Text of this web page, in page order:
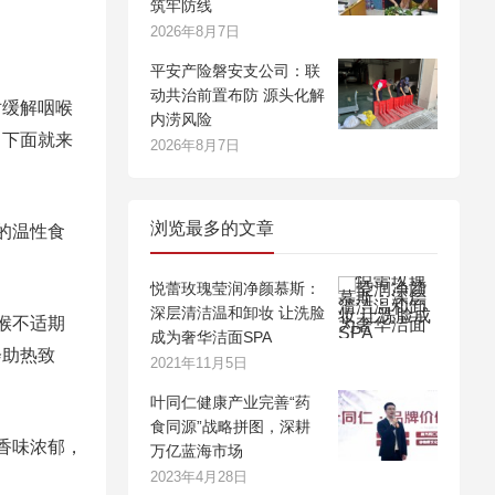
解咽喉
面就来
温性食
不适期
热致
味浓郁，
筑牢防线
2026年8月7日
平安产险磐安支公司：联
动共治前置布防 源头化解
内涝风险
2026年8月7日
浏览最多的文章
悦蕾玫瑰莹润净颜慕斯：
深层清洁温和卸妆 让洗脸
成为奢华洁面SPA
2021年11月5日
叶同仁健康产业完善“药
食同源”战略拼图，深耕
万亿蓝海市场
2023年4月28日